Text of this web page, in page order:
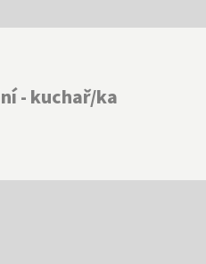
- kuchař/ka